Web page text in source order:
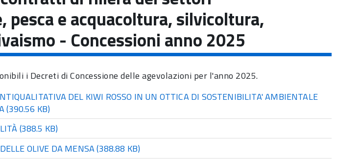
pesca e acquacoltura, silvicoltura,
- Concessioni anno 2025
i Decreti di Concessione delle agevolazioni per l'anno 2025.
DEL KIWI ROSSO IN UN OTTICA DI SOSTENIBILITA' AMBIENTALE
(390.56 KB)
(388.5 KB)
OLIVE DA MENSA(388.88 KB)